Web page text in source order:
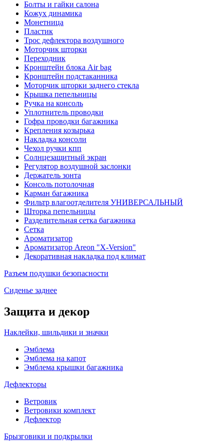
Болты и гайки салона
Кожух динамика
Монетница
Пластик
Трос дефлектора воздушного
Моторчик шторки
Переходник
Кронштейн блока Air bag
Кронштейн подстаканника
Моторчик шторки заднего стекла
Крышка пепельницы
Ручка на консоль
Уплотнитель проводки
Гофра проводки багажника
Крепления козырька
Накладка консоли
Чехол ручки кпп
Солнцезащитный экран
Регулятор воздушной заслонки
Держатель зонта
Консоль потолочная
Карман багажника
Фильтр влагоотделителя УНИВЕРСАЛЬНЫЙ
Шторка пепельницы
Разделительная сетка багажника
Сетка
Ароматизатор
Ароматизатор Areon "X-Version"
Декоративная накладка под климат
Разъем подушки безопасности
Сиденье заднее
Защита и декор
Наклейки, шильдики и значки
Эмблема
Эмблема на капот
Эмблема крышки багажника
Дефлекторы
Ветровик
Ветровики комплект
Дефлектор
Брызговики и подкрылки